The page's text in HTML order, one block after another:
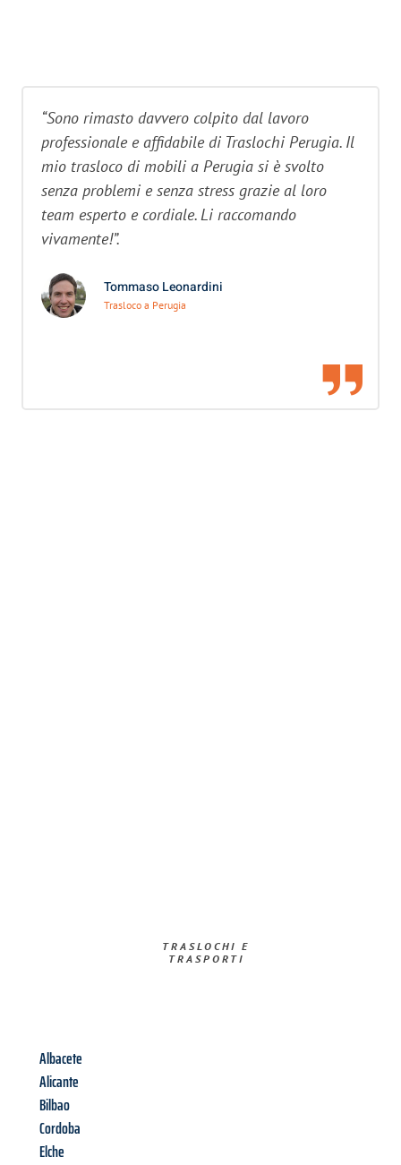
“Sono rimasto davvero colpito dal lavoro
professionale e affidabile di Traslochi Perugia. Il
mio trasloco di mobili a Perugia si è svolto
senza problemi e senza stress grazie al loro
team esperto e cordiale. Li raccomando
vivamente!”.
Tommaso Leonardini
Trasloco a Perugia
TRASLOCHI E
TRASPORTI​
Albacete
Alicante
Bilbao
Cordoba
Elche